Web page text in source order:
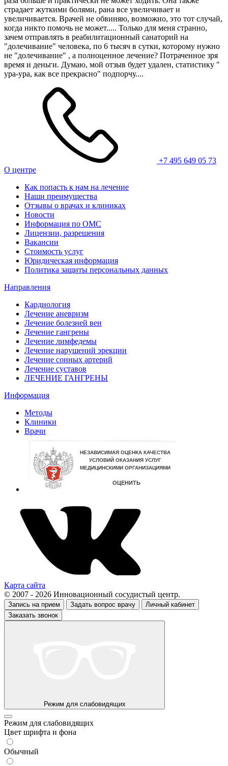
страдает жуткими болями, рана все увеличивает и
увеличивается. Врачей не обвиняю, возможно, это тот случай,
когда никто помочь не может..... Только для меня странно,
зачем отправлять в реабилитационный санаторий на
"долечивание" человека, по 6 тысяч в сутки, которому нужно
не "долечивание" , а полноценное лечение? Потраченное зря
время и деньги. Думаю, мой отзыв будет удален, статистику "
ура-ура, как все прекрасно" подпорчу....
+7 495 649 05 73
О центре
Как попасть к нам на лечение
Наши преимущества
Отзывы о врачах и клиниках
Новости
Информация по ОМС
Лицензии, разрешения
Вакансии
Стоимость услуг
Юридическая информация
Политика защиты персональных данных
Направления
Кардиология
Лечение аневризм
Лечение болезней вен
Лечение гангрены
Лечение лимфедемы
Лечение нарушений эрекции
Лечение сонных артерий
Лечение суставов
ЛЕЧЕНИЕ ГАНГРЕНЫ
Информация
Методы
Клиники
Врачи
Карта сайта
© 2007 - 2026 Инновационный сосудистый центр.
Запись на прием Задать вопрос врачу
Личный кабинет
Заказать звонок
Режим для слабовидящих
Режим для слабовидящих
Цвет шрифта и фона
Обычный